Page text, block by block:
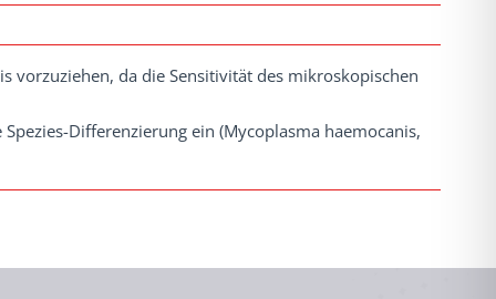
vorzuziehen, da die Sensitivität des mikroskopischen
Differenzierung ein (Mycoplasma haemocanis,